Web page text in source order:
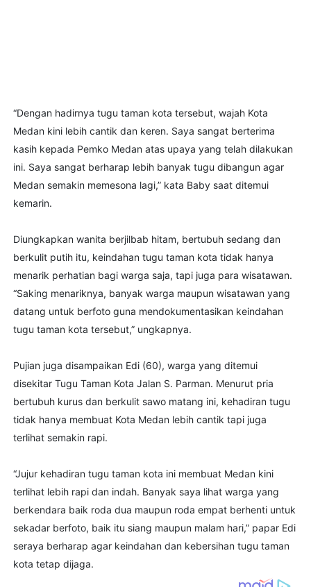
“Dengan hadirnya tugu taman kota tersebut, wajah Kota
Medan kini lebih cantik dan keren. Saya sangat berterima
kasih kepada Pemko Medan atas upaya yang telah dilakukan
ini. Saya sangat berharap lebih banyak tugu dibangun agar
Medan semakin memesona lagi,” kata Baby saat ditemui
kemarin.
Diungkapkan wanita berjilbab hitam, bertubuh sedang dan
berkulit putih itu, keindahan tugu taman kota tidak hanya
menarik perhatian bagi warga saja, tapi juga para wisatawan.
“Saking menariknya, banyak warga maupun wisatawan yang
datang untuk berfoto guna mendokumentasikan keindahan
tugu taman kota tersebut,” ungkapnya.
Pujian juga disampaikan Edi (60), warga yang ditemui
disekitar Tugu Taman Kota Jalan S. Parman. Menurut pria
bertubuh kurus dan berkulit sawo matang ini, kehadiran tugu
tidak hanya membuat Kota Medan lebih cantik tapi juga
terlihat semakin rapi.
“Jujur kehadiran tugu taman kota ini membuat Medan kini
terlihat lebih rapi dan indah. Banyak saya lihat warga yang
berkendara baik roda dua maupun roda empat berhenti untuk
sekadar berfoto, baik itu siang maupun malam hari,” papar Edi
seraya berharap agar keindahan dan kebersihan tugu taman
kota tetap dijaga.